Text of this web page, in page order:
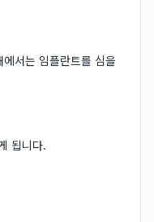
서는 임플란트를 심을
됩니다.